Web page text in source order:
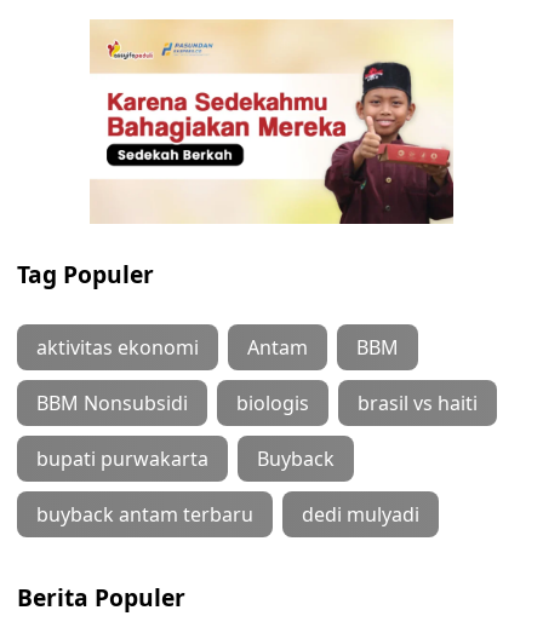
Tag Populer
aktivitas ekonomi Antam BBM
BBM Nonsubsidi biologis brasil vs haiti
bupati purwakarta Buyback
buyback antam terbaru dedi mulyadi
Berita Populer